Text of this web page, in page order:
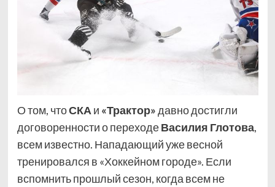
О том, чтоСКА и «Трактор»давно достигли
договоренности о переходеВасилия Глотова,
всем известно. Нападающий уже весной
тренировался в «Хоккейном городе». Если
вспомнить прошлый сезон, когда всем не